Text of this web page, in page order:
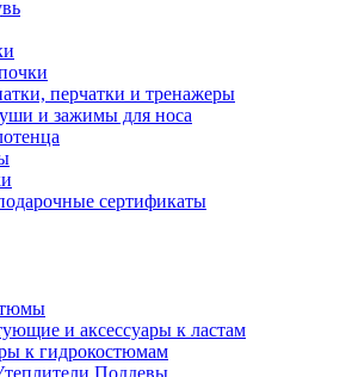
перчатки и тренажеры
и зажимы для носа
сертификаты
и аксессуары к ластам
к гидрокостюмам
Поддевы